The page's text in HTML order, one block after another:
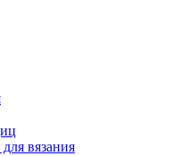
вязания